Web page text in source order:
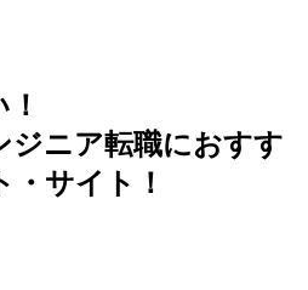
ジニア転職におすす
サイト！